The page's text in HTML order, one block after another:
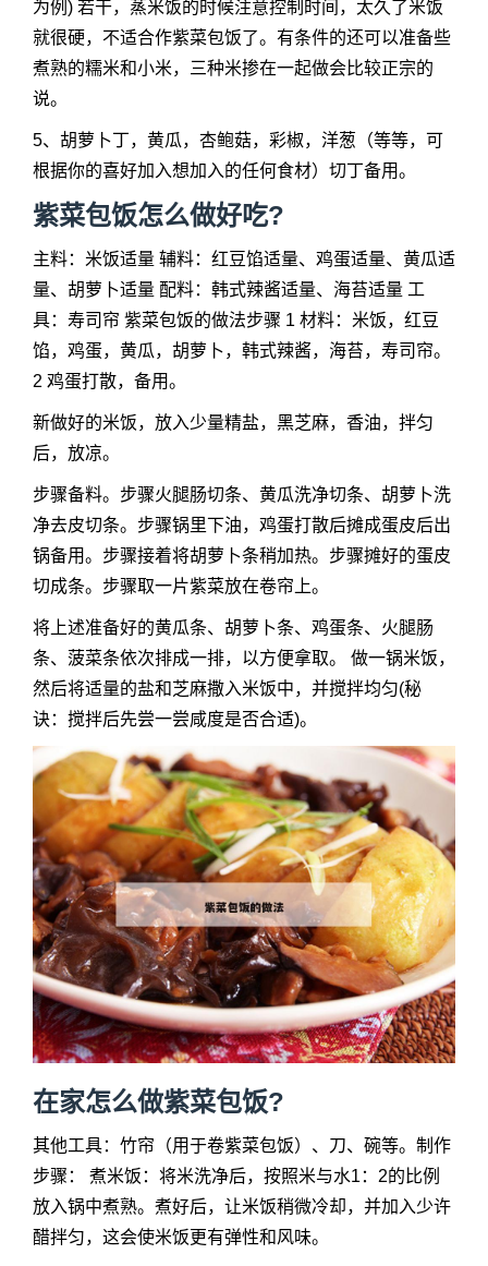
为例) 若干，蒸米饭的时候注意控制时间，太久了米饭
就很硬，不适合作紫菜包饭了。有条件的还可以准备些
煮熟的糯米和小米，三种米掺在一起做会比较正宗的
说。
5、胡萝卜丁，黄瓜，杏鲍菇，彩椒，洋葱（等等，可
根据你的喜好加入想加入的任何食材）切丁备用。
紫菜包饭怎么做好吃?
主料：米饭适量 辅料：红豆馅适量、鸡蛋适量、黄瓜适
量、胡萝卜适量 配料：韩式辣酱适量、海苔适量 工
具：寿司帘 紫菜包饭的做法步骤 1 材料：米饭，红豆
馅，鸡蛋，黄瓜，胡萝卜，韩式辣酱，海苔，寿司帘。
2 鸡蛋打散，备用。
新做好的米饭，放入少量精盐，黑芝麻，香油，拌匀
后，放凉。
步骤备料。步骤火腿肠切条、黄瓜洗净切条、胡萝卜洗
净去皮切条。步骤锅里下油，鸡蛋打散后摊成蛋皮后出
锅备用。步骤接着将胡萝卜条稍加热。步骤摊好的蛋皮
切成条。步骤取一片紫菜放在卷帘上。
将上述准备好的黄瓜条、胡萝卜条、鸡蛋条、火腿肠
条、菠菜条依次排成一排，以方便拿取。 做一锅米饭，
然后将适量的盐和芝麻撒入米饭中，并搅拌均匀(秘
诀：搅拌后先尝一尝咸度是否合适)。
在家怎么做紫菜包饭?
其他工具：竹帘（用于卷紫菜包饭）、刀、碗等。制作
步骤： 煮米饭：将米洗净后，按照米与水1：2的比例
放入锅中煮熟。煮好后，让米饭稍微冷却，并加入少许
醋拌匀，这会使米饭更有弹性和风味。